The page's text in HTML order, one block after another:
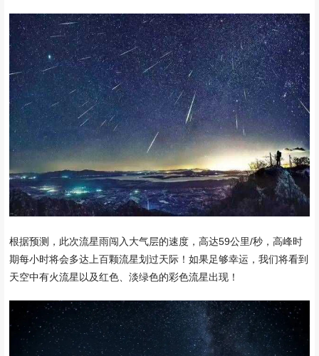
根据预测，此次流星雨闯入大气层的速度，高达59公里/秒，高峰时
期每小时将会多达上百颗流星划过天际！如果足够幸运，我们将看到
天空中有火流星以及红色、淡绿色的彩色流星出现！